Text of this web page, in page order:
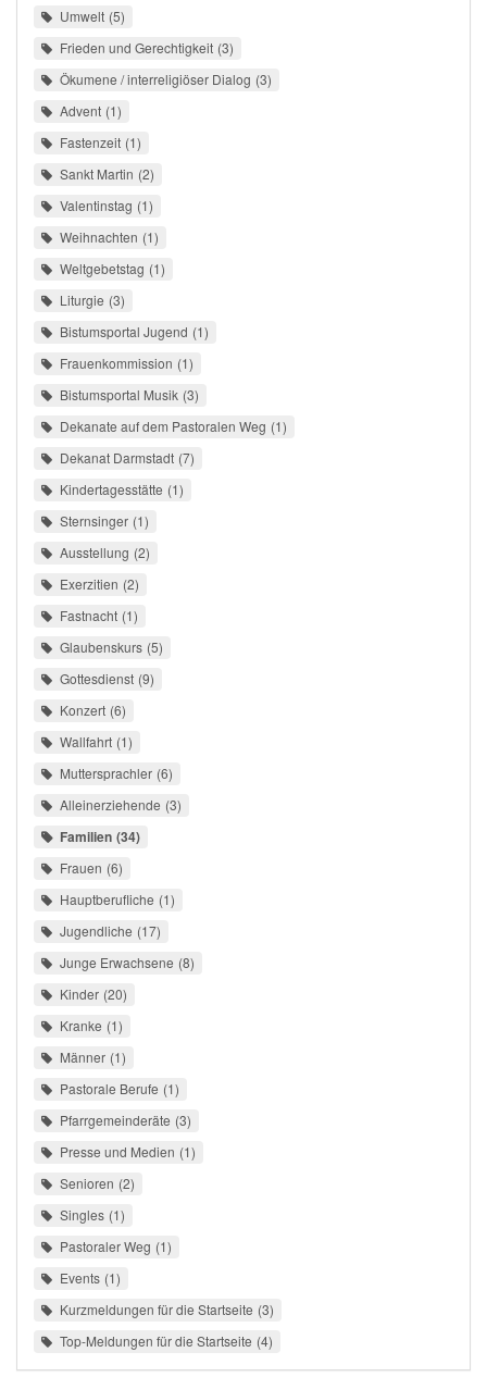
Umwelt 5
Frieden und Gerechtigkeit 3
Ökumene / interreligiöser Dialog 3
Advent 1
Fastenzeit 1
Sankt Martin 2
Valentinstag 1
Weihnachten 1
Weltgebetstag 1
Liturgie 3
Bistumsportal Jugend 1
Frauenkommission 1
Bistumsportal Musik 3
Dekanate auf dem Pastoralen Weg 1
Dekanat Darmstadt 7
Kindertagesstätte 1
Sternsinger 1
Ausstellung 2
Exerzitien 2
Fastnacht 1
Glaubenskurs 5
Gottesdienst 9
Konzert 6
Wallfahrt 1
Muttersprachler 6
Alleinerziehende 3
Familien 34
Frauen 6
Hauptberufliche 1
Jugendliche 17
Junge Erwachsene 8
Kinder 20
Kranke 1
Männer 1
Pastorale Berufe 1
Pfarrgemeinderäte 3
Presse und Medien 1
Senioren 2
Singles 1
Pastoraler Weg 1
Events 1
Kurzmeldungen für die Startseite 3
Top-Meldungen für die Startseite 4